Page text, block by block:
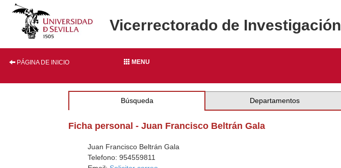
Vicerrectorado de Investigación
PÁGINA DE INICIO MENU
Búsqueda Departamentos
Ficha personal - Juan Francisco Beltrán Gala
Juan Francisco Beltrán Gala
Telefono: 954559811